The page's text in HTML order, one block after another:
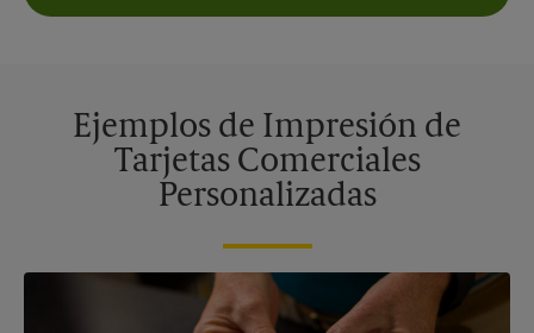
Ejemplos de Impresión de
Tarjetas Comerciales
Personalizadas